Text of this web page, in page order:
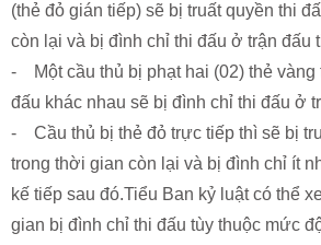
(thẻ đỏ gián tiếp) sẽ bị truất quyền thi
còn lại và bị đình chỉ thi đấu ở trận đấu
- Một cầu thủ bị phạt hai (02) thẻ vàng
đấu khác nhau sẽ bị đình chỉ thi đấu ở
- Cầu thủ bị thẻ đỏ trực tiếp thì sẽ bị
trong thời gian còn lại và bị đình chỉ ít
kế tiếp sau đó.Tiểu Ban kỷ luật có thể
gian bị đình chỉ thi đấu tùy thuộc mức